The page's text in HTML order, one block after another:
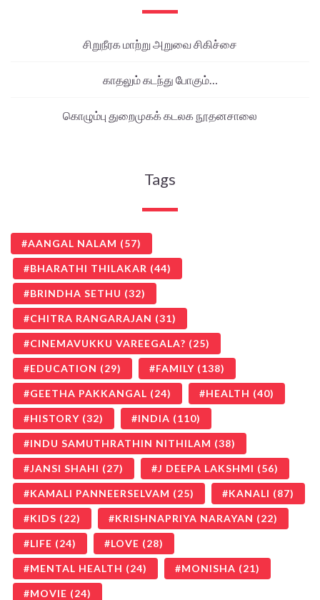
சிறுநீரக மாற்று அறுவை சிகிச்சை
காதலும் கடந்து போகும்…
கொழும்பு துறைமுகக் கடலக நூதனசாலை
Tags
AANGAL NALAM (57)
BHARATHI THILAKAR (44)
BRINDHA SETHU (32)
CHITRA RANGARAJAN (31)
CINEMAVUKKU VAREEGALA? (25)
EDUCATION (29) FAMILY (138)
GEETHA PAKKANGAL (24) HEALTH (40)
HISTORY (32) INDIA (110)
INDU SAMUTHRATHIN NITHILAM (38)
JANSI SHAHI (27) J DEEPA LAKSHMI (56)
KAMALI PANNEERSELVAM (25) KANALI (87)
KIDS (22) KRISHNAPRIYA NARAYAN (22)
LIFE (24) LOVE (28)
MENTAL HEALTH (24) MONISHA (21)
MOVIE (24)